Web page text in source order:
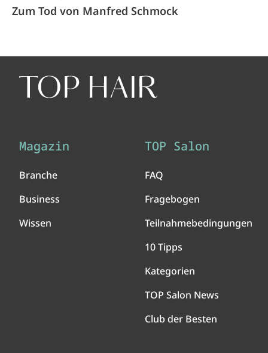
Zum Tod von Manfred Schmock
Magazin
Branche
Business
Wissen
TOP Salon
FAQ
Fragebogen
Teilnahmebedingungen
10 Tipps
Kategorien
TOP Salon News
Club der Besten